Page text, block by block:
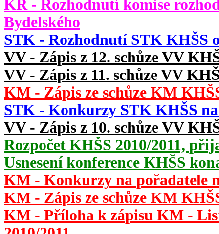
KR - Rozhodnutí komise
Bydelského
STK - Rozhodnutí STK KHŠS
VV - Zápis z 12. schůze VV
VV - Zápis z 11. schůze VV
KM - Zápis ze schůze KM
STK - Konkurzy STK KHŠS na
VV - Zápis z 10. schůze VV
Rozpočet KHŠS 2010/2011,
Usnesení konference KHŠS
KM - Konkurzy na pořadatele
KM - Zápis ze schůze KM
KM - Příloha k zápisu KM -